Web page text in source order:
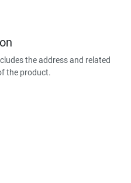
the address and related
the product.